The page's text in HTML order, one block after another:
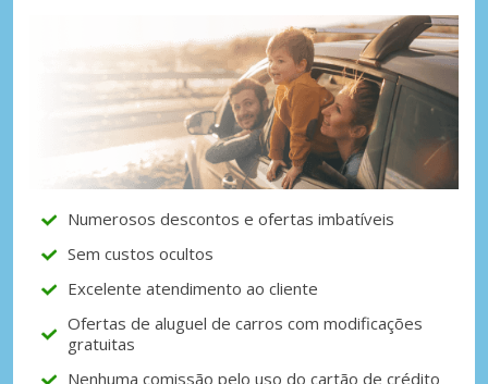
Numerosos descontos e ofertas imbatíveis
Sem custos ocultos
Excelente atendimento ao cliente
Ofertas de aluguel de carros com modificações
gratuitas
Nenhuma comissão pelo uso do cartão de crédito